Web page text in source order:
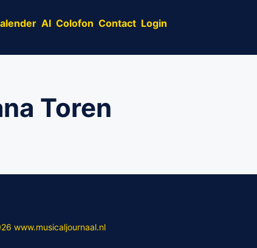
AI Colofon Contact Login
Toren
www.musicaljournaal.nl